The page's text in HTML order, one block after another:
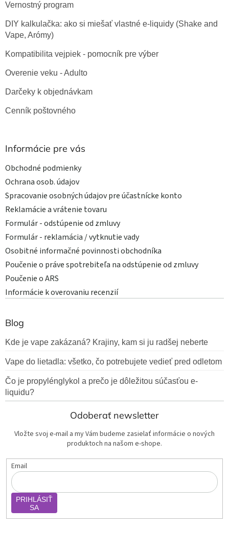
Vernostný program
DIY kalkulačka: ako si miešať vlastné e-liquidy (Shake and
Vape, Arómy)
Kompatibilita vejpiek - pomocník pre výber
Overenie veku - Adulto
Darčeky k objednávkam
Cenník poštovného
Informácie pre vás
Obchodné podmienky
Ochrana osob. údajov
Spracovanie osobných údajov pre účastnícke konto
Reklamácie a vrátenie tovaru
Formulár - odstúpenie od zmluvy
Formulár - reklamácia / vytknutie vady
Osobitné informačné povinnosti obchodníka
Poučenie o práve spotrebiteľa na odstúpenie od zmluvy
Poučenie o ARS
Informácie k overovaniu recenzií
Blog
Kde je vape zakázaná? Krajiny, kam si ju radšej neberte
Vape do lietadla: všetko, čo potrebujete vedieť pred odletom
Čo je propylénglykol a prečo je dôležitou súčasťou e-
liquidu?
Odoberať newsletter
Vložte svoj e-mail a my Vám budeme zasielať informácie o nových
produktoch na našom e-shope.
Email
PRIHLÁSIŤ
SA